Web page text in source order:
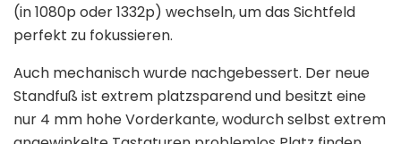
(in 1080p oder 1332p) wechseln, um das Sichtfeld
perfekt zu fokussieren.
Auch mechanisch wurde nachgebessert. Der neue
Standfuß ist extrem platzsparend und besitzt eine
nur 4 mm hohe Vorderkante, wodurch selbst extrem